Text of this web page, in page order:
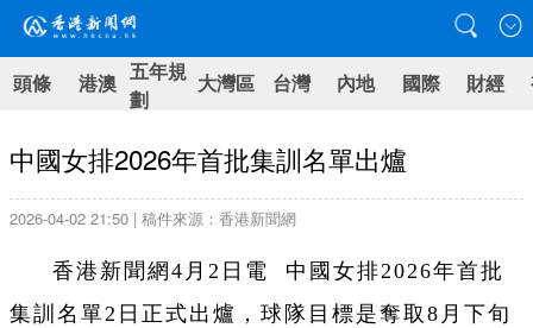
頭條 港澳 五年規
劃
大灣區 台灣 內地 國際 財經
中國女排2026年首批集訓名單出爐
2026-04-02 21:50 | 稿件來源：香港新聞網
香港新聞網4月2日電 中國女排2026年首批
集訓名單2日正式出爐，球隊目標是奪取8月下旬